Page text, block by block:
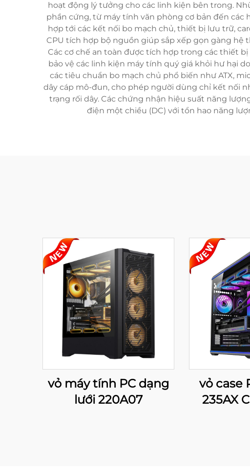
hoạt động lý tưởng cho các linh kiện bên trong.
phần cứng, từ máy tính văn phòng cơ bản đến
hợp tới các kết nối bo mạch chủ, thiết bị lưu trữ,
CPU tích hợp bộ nguồn giúp sắp xếp gọn gàng
Các cơ chế an toàn được tích hợp trong các thiết
bảo vệ các linh kiện máy tính quý giá khỏi hư hại
các tiêu chuẩn bo mạch chủ phổ biến như ATX,
dây cáp mô-đun, cho phép người dùng chỉ kết nối
trạng rối dây. Các chứng nhận hiệu suất năng
điện một chiều (DC) với tổn hao năng
vỏ máy tính PC dạng
lưới 220A07
vỏ case
235AX